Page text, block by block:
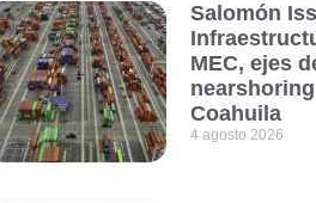
Salomón
MEC, ejes
Coahuila
4 agosto 2026